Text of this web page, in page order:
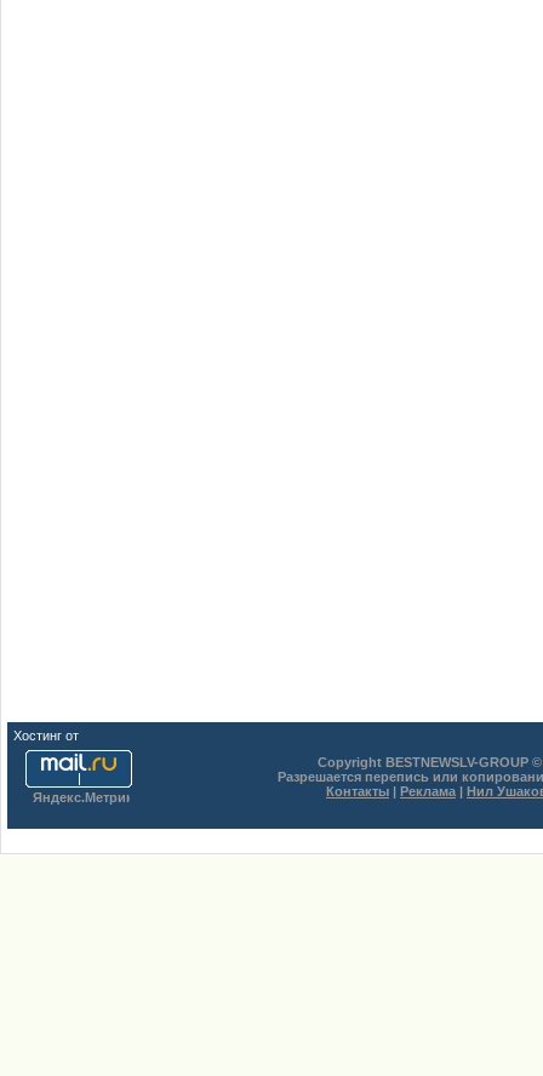
Хостинг от
Copyright BESTNEWSLV-GROUP
Разрешается перепись или
Контакты | Реклама | Нил